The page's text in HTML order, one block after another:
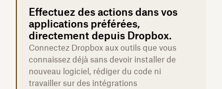
Effectuez des actions dans vos
applications préférées,
directement depuis Dropbox.
Connectez Dropbox aux outils que vous
connaissez déjà sans devoir installer de
nouveau logiciel, rédiger du code ni
travailler sur des intégrations